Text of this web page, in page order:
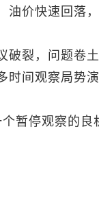
油价快速回落
裂，问题卷
时间观察局势
个暂停观察的